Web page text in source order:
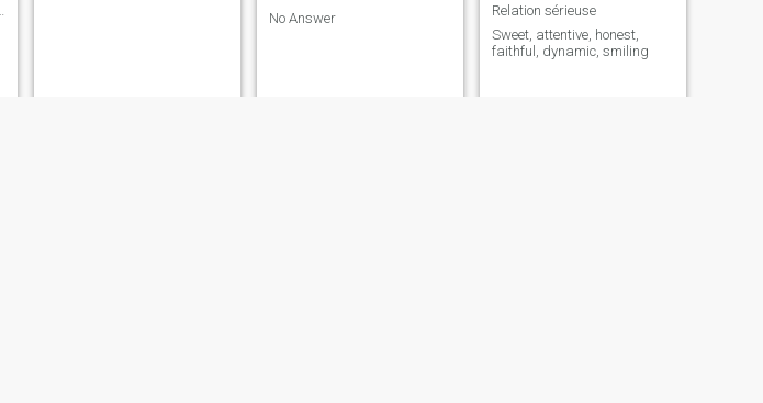
No Answer
Relation sérieuse
Sweet, attentive, honest,
faithful, dynamic, smiling